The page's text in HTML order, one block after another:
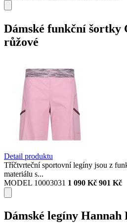
Dámské funkční šortky
růžové
Detail produktu
Tříčtvrteční sportovní legíny jsou z
materiálu s...
MODEL 10003031 1 090 Kč 901 Kč
Dámské legíny Hannah